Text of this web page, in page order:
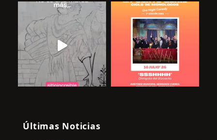
Últimas Noticias